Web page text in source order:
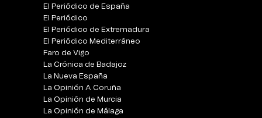
El Periódico de España
El Periódico
El Periódico de Extremadura
El Periódico Mediterráneo
Faro de Vigo
La Crónica de Badajoz
La Nueva España
La Opinión A Coruña
La Opinión de Murcia
La Opinión de Málaga